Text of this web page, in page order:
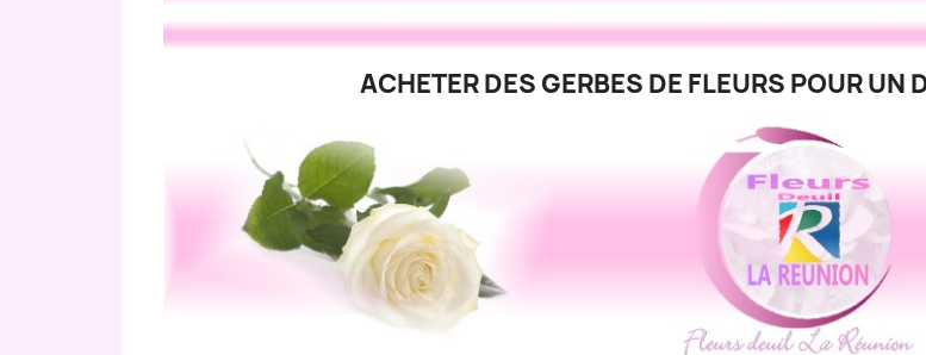
ACHETER DES GERBES DE FLEURS POUR